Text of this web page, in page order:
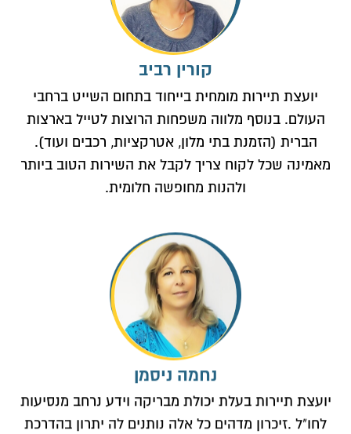
קורין רביב
יועצת תיירות מומחית בייחוד בתחום השייט ברחבי
העולם. בנוסף מלווה משפחות הרוצות לטייל בארצות
הברית (הזמנת בתי מלון, אטרקציות, רכבים ועוד).
מאמינה שכל לקוח צריך לקבל את השירות הטוב ביותר
ולהנות מחופשה חלומית.
נחמה ניסמן
יועצת תיירות בעלת יכולת מבריקה וידע נרחב מנסיעות
לחו"ל .זיכרון מדהים כל אלה נותנים לה יתרון בהדרכת